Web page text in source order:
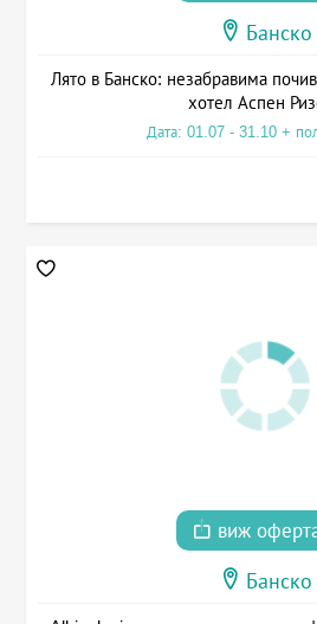
Банско
Лято в Банско: незабравима
хотел Аспен
Дата: 01.07 - 31.10 +
виж
Банско